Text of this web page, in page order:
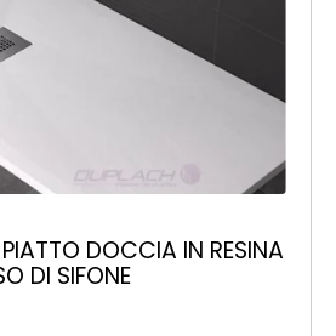
DOCCIA IN RESINA
DI SIFONE